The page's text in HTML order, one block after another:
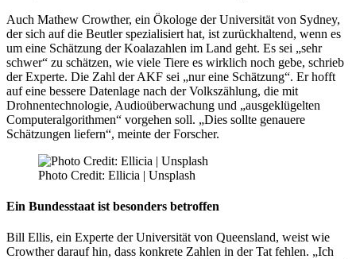
Auch Mathew Crowther, ein Ökologe der Universität von Sydney,
der sich auf die Beutler spezialisiert hat, ist zurückhaltend, wenn es
um eine Schätzung der Koalazahlen im Land geht. Es sei „sehr
schwer“ zu schätzen, wie viele Tiere es wirklich noch gebe, schrieb
der Experte. Die Zahl der AKF sei „nur eine Schätzung“. Er hofft
auf eine bessere Datenlage nach der Volkszählung, die mit
Drohnentechnologie, Audioüberwachung und „ausgeklügelten
Computeralgorithmen“ vorgehen soll. „Dies sollte genauere
Schätzungen liefern“, meinte der Forscher.
Photo Credit: Ellicia | Unsplash
Ein Bundesstaat ist besonders betroffen
Bill Ellis, ein Experte der Universität von Queensland, weist wie
Crowther darauf hin, dass konkrete Zahlen in der Tat fehlen. „Ich